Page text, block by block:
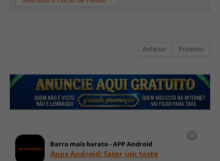
Anterior Próximo
Barra mais barato - APP Android
Apps Android: fazer um teste